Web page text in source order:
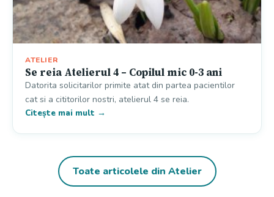
ATELIER
Se reia Atelierul 4 – Copilul mic 0-3 ani
Datorita solicitarilor primite atat din partea pacientilor
cat si a cititorilor nostri, atelierul 4 se reia.
Citește mai mult →
Toate articolele din Atelier